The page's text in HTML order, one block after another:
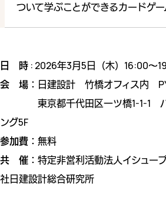
ついて学ぶことができるカードゲー
日 時 : 2026年3月5日（木）16:00〜
会 場 ：日建設計 竹橋オフィス内
東京都千代田区一ツ橋1-1-1 パレ
ング5F
参加費 ：無料
共 催 ：特定非営利活動法人イシュー
社日建設計総合研究所